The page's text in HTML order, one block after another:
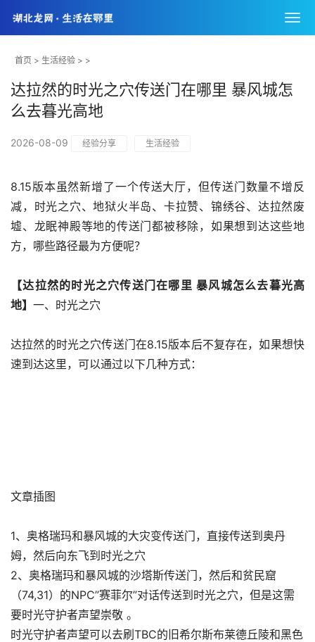
首页 > 生活经验 > >
达拉然的时光之穴传送门在哪里 暴风城怎
么去暮光高地
2026-08-09 经验分享 生活经验
8.15版本虽然新增了一个传送大厅，但传送门数量不增反
减，时光之穴、地狱火半岛、卡拉赞、锦绣谷、达拉然废
墟、龙眠神殿等地的传送门都被移除，如果想到达这些地
方，哪些路径最为方便呢？
【达拉然的时光之穴传送门在哪里 暴风城怎么去暮光高
地】 一、时光之穴
达拉然的时光之穴传送门在8.15版本后不复存在，如果想快
速到达这里，可以通过以下几种方式：
文章插图
1、奥格瑞玛和暴风城的大灾变传送门，直接传送到奥丹
姆，然后向东飞到时光之穴
2、奥格瑞玛和暴风城的沙塔斯传送门，然后和贫民窟
（74,31）的NPC”赛菲尔”对话传送到时光之穴，但是这需
要时光守护者声望崇敬 。
时光守护者声望可以去刷TBC的旧希尔斯布莱德丘陵和黑色